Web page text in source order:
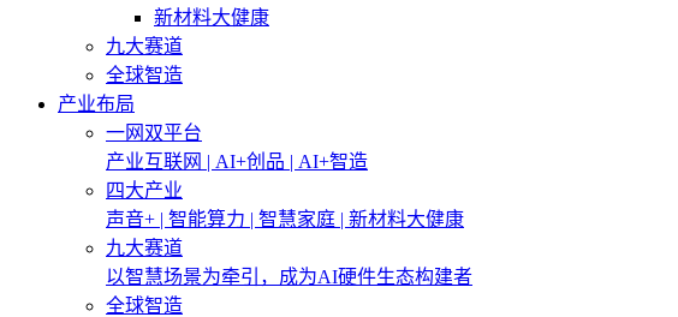
新材料大健康
九大赛道
全球智造
产业布局
一网双平台
产业互联网 | AI+创品 | AI+智造
四大产业
声音+ | 智能算力 | 智慧家庭 | 新材料大健康
九大赛道
以智慧场景为牵引，成为AI硬件生态构建者
全球智造